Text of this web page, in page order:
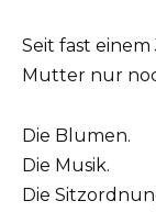
Seit fast
Mutter nur
Die Blumen.
Die Musik.
Die